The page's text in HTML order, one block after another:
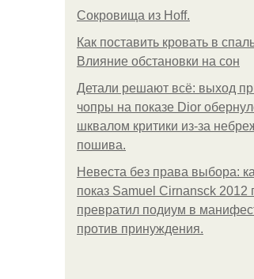
Сокровища из Hoff.
Как поставить кровать в
Влияние обстановки на сон
Детали решают всё: выход
чопры на показе Dior
шквалом критики из-за
пошива.
Невеста без права выбора:
показ Samuel Cirnansck 2012
превратил подиум в
против принуждения.